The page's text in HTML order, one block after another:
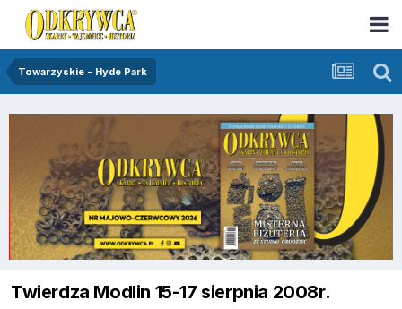
Towarzyskie - Hyde Park
Twierdza Modlin 15-17 sierpnia 2008r.